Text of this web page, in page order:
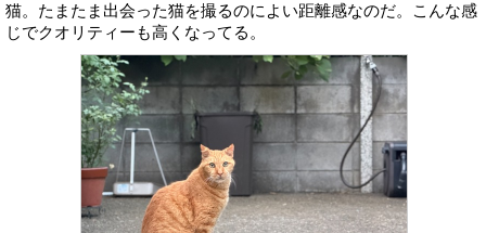
猫。たまたま出会った猫を撮るのによい距離感なのだ。こんな感
じでクオリティーも高くなってる。